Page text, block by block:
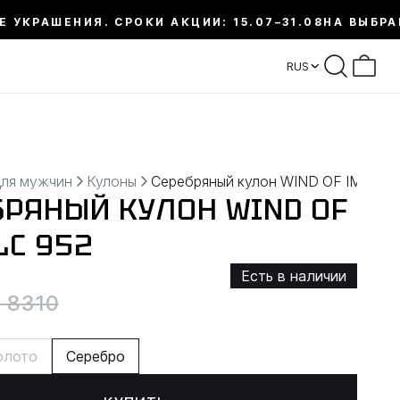
УКРАШЕНИЯ. СРОКИ АКЦИИ: 15.07–31.08 НА
RUS
мужчин Кулоны Серебряный кулон WIND OF IMBOLC
КУЛОН WIND OF
952
Есть в наличии
8310
Серебро